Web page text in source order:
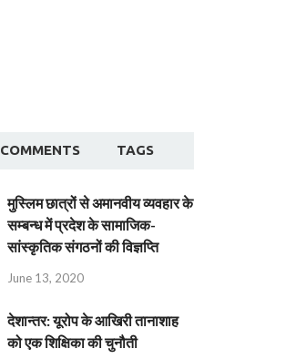
COMMENTS TAGS
मुस्लिम छात्रों से अमानवीय व्यवहार के
सम्बन्ध में प्रदेश के सामाजिक-
सांस्कृतिक संगठनों की विज्ञप्ति
June 13, 2020
देशान्‍तर: यूरोप के आखिरी तानाशाह
को एक शिक्षिका की चुनौती